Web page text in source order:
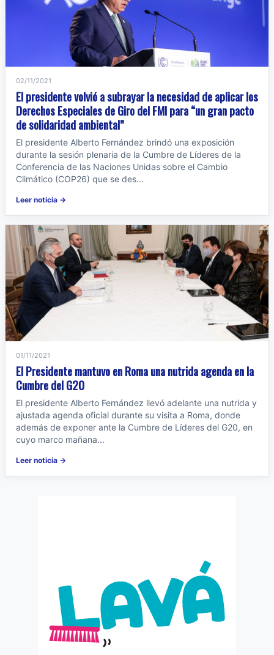
02/11/2021
El presidente volvió a subrayar la necesidad de aplicar los
Derechos Especiales de Giro del FMI para “un gran pacto
de solidaridad ambiental”
El presidente Alberto Fernández brindó una exposición
durante la sesión plenaria de la Cumbre de Líderes de la
Conferencia de las Naciones Unidas sobre el Cambio
Climático (COP26) que se des...
Leer noticia →
01/11/2021
El Presidente mantuvo en Roma una nutrida agenda en la
Cumbre del G20
El presidente Alberto Fernández llevó adelante una nutrida y
ajustada agenda oficial durante su visita a Roma, donde
además de exponer ante la Cumbre de Líderes del G20, en
cuyo marco mañana...
Leer noticia →